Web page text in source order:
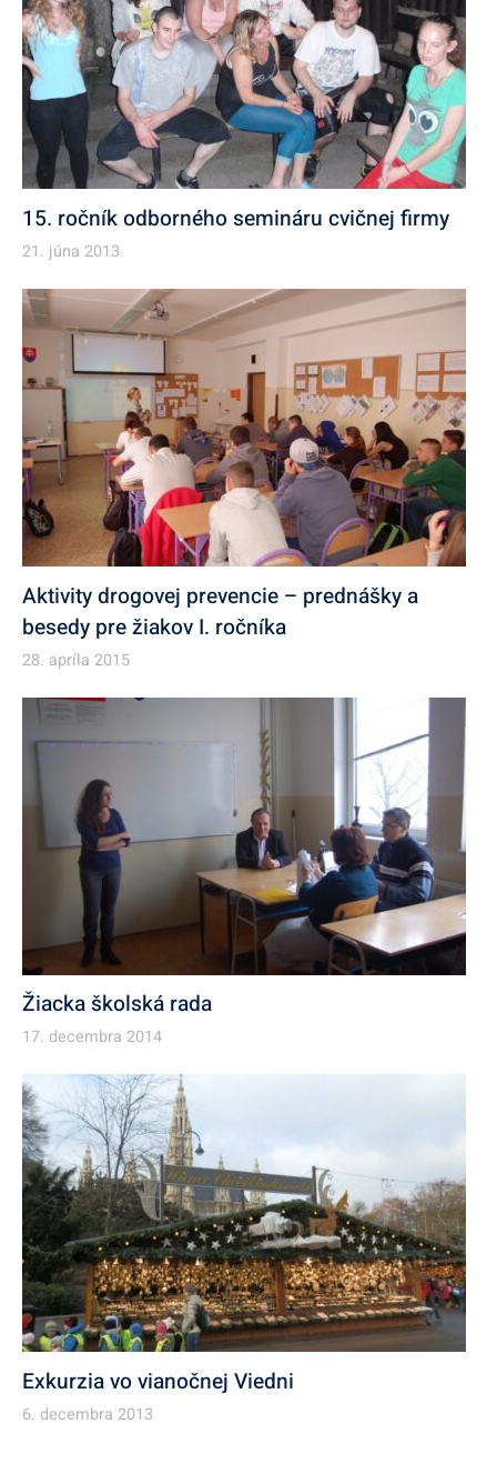
15. ročník odborného semináru cvičnej firmy
21. júna 2013
Aktivity drogovej prevencie – prednášky a
besedy pre žiakov I. ročníka
28. apríla 2015
Žiacka školská rada
17. decembra 2014
Exkurzia vo vianočnej Viedni
6. decembra 2013